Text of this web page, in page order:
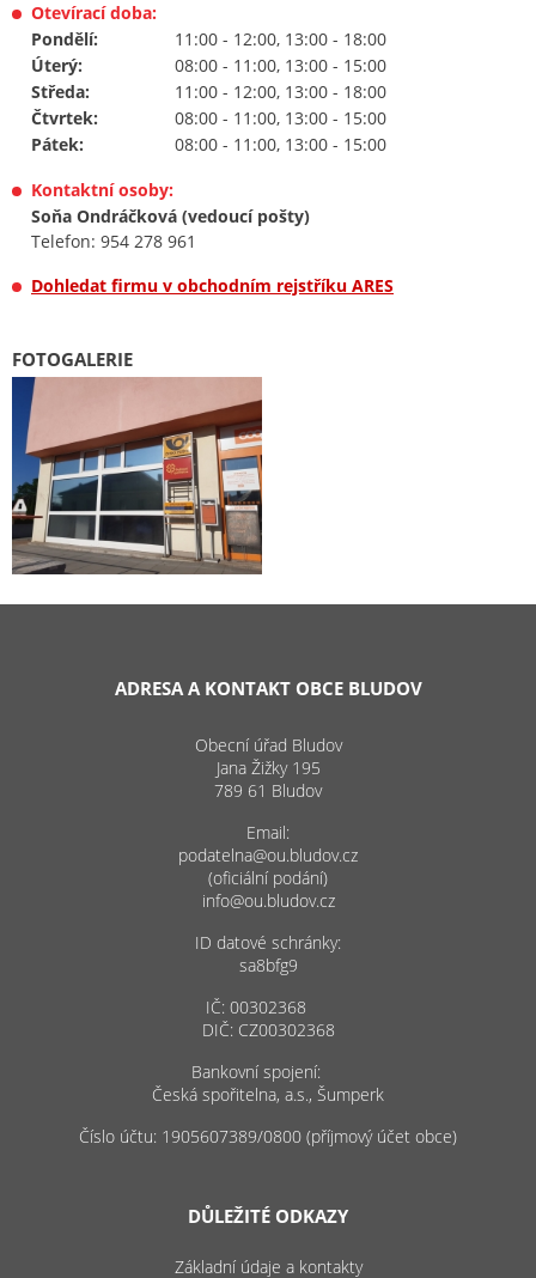
Otevírací doba:
Pondělí:
11:00 - 12:00, 13:00 - 18:00
Úterý:
08:00 - 11:00, 13:00 - 15:00
Středa:
11:00 - 12:00, 13:00 - 18:00
Čtvrtek:
08:00 - 11:00, 13:00 - 15:00
Pátek:
08:00 - 11:00, 13:00 - 15:00
Kontaktní osoby:
Soňa Ondráčková (vedoucí pošty)
Telefon: 954 278 961
Dohledat firmu v obchodním rejstříku ARES
FOTOGALERIE
ADRESA A KONTAKT OBCE BLUDOV
Obecní úřad Bludov
Jana Žižky 195
789 61 Bludov
Email:
podatelna@ou.bludov.cz
(oficiální podání)
info@ou.bludov.cz
ID datové schránky:
sa8bfg9
IČ: 00302368
DIČ: CZ00302368
Bankovní spojení:
Česká spořitelna, a.s., Šumperk
Číslo účtu: 1905607389/0800 (příjmový účet obce)
DŮLEŽITÉ ODKAZY
Základní údaje a kontakty